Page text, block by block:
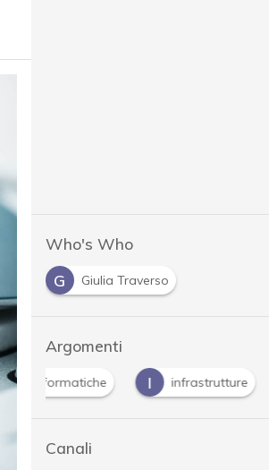
Who's Who
G
Giulia Traverso
Argomenti
frodi informatiche I infrastrutture
Canali